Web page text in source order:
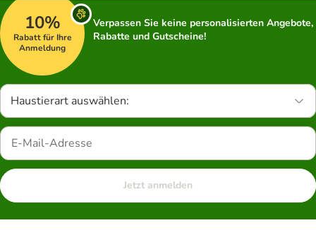
10%
Rabatt für Ihre
Anmeldung
Verpassen Sie keine personalisierten Angebote,
Rabatte und Gutscheine!
Haustierart auswählen:
Jetzt anmelden